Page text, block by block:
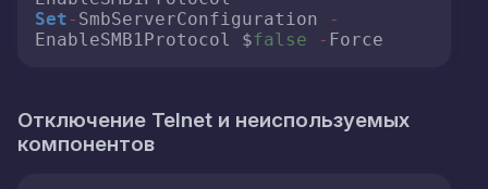
Set - SmbServerConfiguration
-
EnableSMB1Protocol $false - Force
Отключение Telnet и неиспользуемых
компонентов